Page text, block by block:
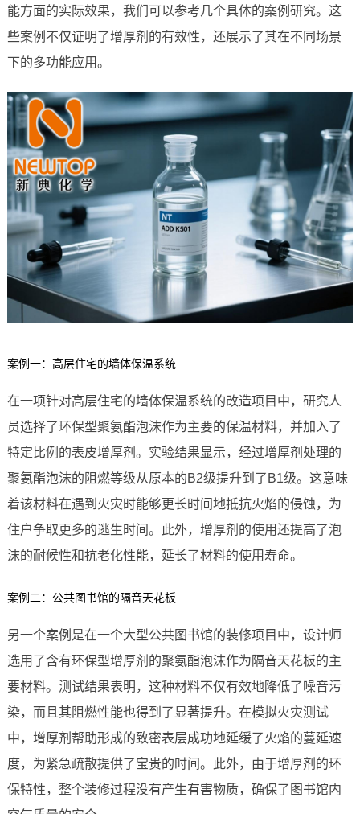
能方面的实际效果，我们可以参考几个具体的案例研究。这
些案例不仅证明了增厚剂的有效性，还展示了其在不同场景
下的多功能应用。
案例一：高层住宅的墙体保温系统
在一项针对高层住宅的墙体保温系统的改造项目中，研究人
员选择了环保型聚氨酯泡沫作为主要的保温材料，并加入了
特定比例的表皮增厚剂。实验结果显示，经过增厚剂处理的
聚氨酯泡沫的阻燃等级从原本的B2级提升到了B1级。这意味
着该材料在遇到火灾时能够更长时间地抵抗火焰的侵蚀，为
住户争取更多的逃生时间。此外，增厚剂的使用还提高了泡
沫的耐候性和抗老化性能，延长了材料的使用寿命。
案例二：公共图书馆的隔音天花板
另一个案例是在一个大型公共图书馆的装修项目中，设计师
选用了含有环保型增厚剂的聚氨酯泡沫作为隔音天花板的主
要材料。测试结果表明，这种材料不仅有效地降低了噪音污
染，而且其阻燃性能也得到了显著提升。在模拟火灾测试
中，增厚剂帮助形成的致密表层成功地延缓了火焰的蔓延速
度，为紧急疏散提供了宝贵的时间。此外，由于增厚剂的环
保特性，整个装修过程没有产生有害物质，确保了图书馆内